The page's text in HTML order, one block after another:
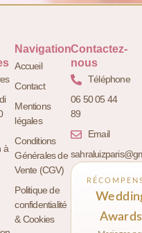
à
Navigation
Accueil
Contact
Mentions
légales
Conditions
Générales de
Vente (CGV)
Politique de
confidentialité
& Cookies
Contactez-
nous
Téléphone
06 50 05 44
89
Email
Awards